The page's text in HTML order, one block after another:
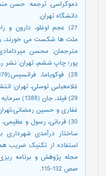
دموکراسی. ترجمه: حسن
دانشگاه تهران.
ملت ها شکست می خورند،
مترجمان: محسن
پور؛ چاپ ششم، تهران: نشر
غلامعباس توسلي، تهران:
29) فیلد، جان
غفاری و حسین
ساختار درآمدی شهرداری
استفاده از تکنیک ضریب
مجله پژوهش و برنامه
صص 132-115.